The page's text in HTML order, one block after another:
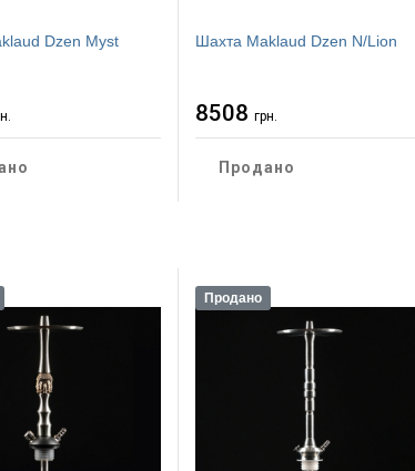
Dzen Myst Шахта Maklaud Dzen N/Lion
8508 грн.
Продано
Продано